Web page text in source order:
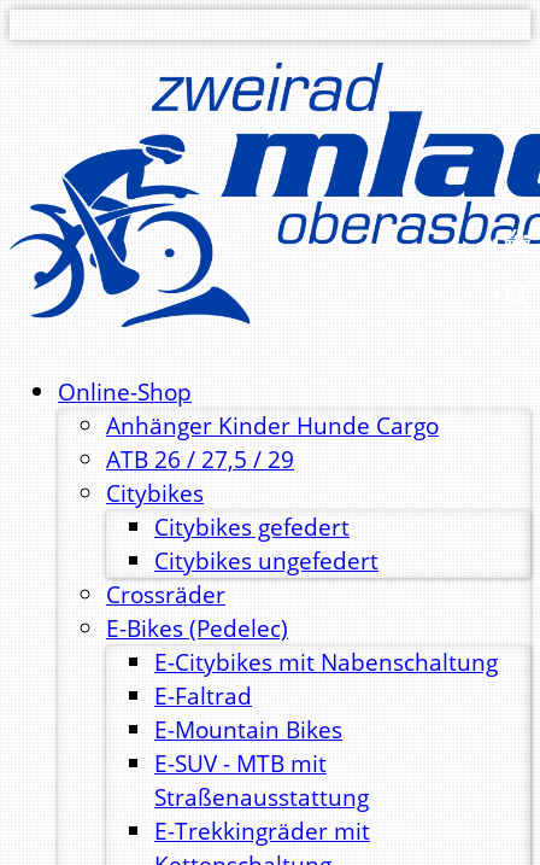
Online-Shop
Anhänger Kinder Hunde Cargo
ATB 26 / 27,5 / 29
Citybikes
Citybikes gefedert
Citybikes ungefedert
Crossräder
E-Bikes (Pedelec)
E-Citybikes mit Nabenschaltung
E-Faltrad
E-Mountain Bikes
E-SUV - MTB mit
Straßenausstattung
E-Trekkingräder mit